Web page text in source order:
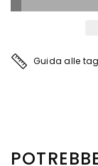
Guida alle